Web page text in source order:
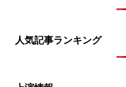
人気記事ランキング